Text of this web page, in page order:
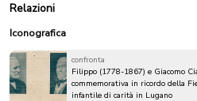
Relazioni
Iconografica
confronta
Filippo (1778-1867) e Giacomo Ciani
commemorativa in ricordo della Fiera di beneficenza a favore dell'Asilo
infantile di carità in Lugano